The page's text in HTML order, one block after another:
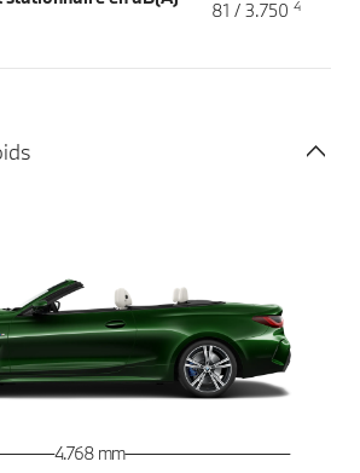
81 / 3.750 4
4.768 mm